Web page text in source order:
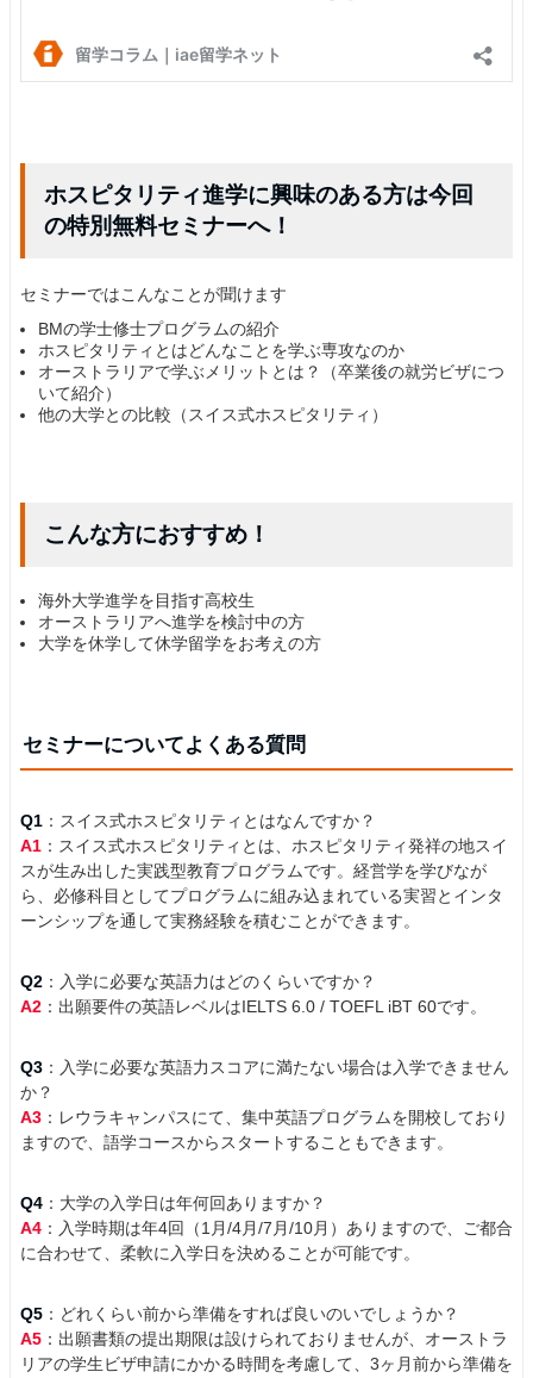
ホスピタリティ進学に興味のある方は今回
の特別無料セミナーへ！
セミナーではこんなことが聞けます
BMの学士修士プログラムの紹介
ホスピタリティとはどんなことを学ぶ専攻なのか
オーストラリアで学ぶメリットとは？（卒業後の就労ビザにつ
いて紹介）
他の大学との比較（スイス式ホスピタリティ）
こんな方におすすめ！
海外大学進学を目指す高校生
オーストラリアへ進学を検討中の方
大学を休学して休学留学をお考えの方
セミナーについてよくある質問
Q1 ：スイス式ホスピタリティとはなんですか？
A1 ：スイス式ホスピタリティとは、ホスピタリティ発祥の地スイ
スが生み出した実践型教育プログラムです。経営学を学びなが
ら、必修科目としてプログラムに組み込まれている実習とインタ
ーンシップを通して実務経験を積むことができます。
Q2 ：入学に必要な英語力はどのくらいですか？
A2 ：出願要件の英語レベルはIELTS 6.0 / TOEFL iBT 60です。
Q3 ：入学に必要な英語力スコアに満たない場合は入学できません
か？
A3 ：レウラキャンパスにて、集中英語プログラムを開校しており
ますので、語学コースからスタートすることもできます。
Q4 ：大学の入学日は年何回ありますか？
A4 ：入学時期は年4回（1月/4月/7月/10月）ありますので、ご都合
に合わせて、柔軟に入学日を決めることが可能です。
Q5 ：どれくらい前から準備をすれば良いのいでしょうか？
A5 ：出願書類の提出期限は設けられておりませんが、オーストラ
リアの学生ビザ申請にかかる時間を考慮して、3ヶ月前から準備を